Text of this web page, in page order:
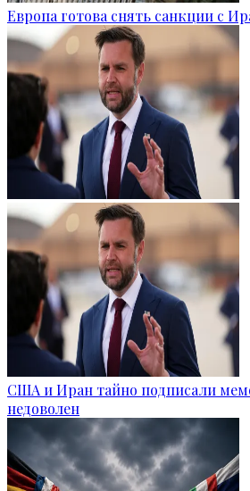
Европа готова снять санкции с
США и Иран тайно подписали
недоволен